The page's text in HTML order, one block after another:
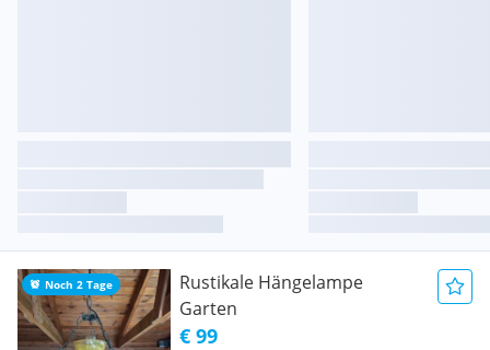
Noch 2 Tage
Rustikale Hängelampe
Garten
€ 99